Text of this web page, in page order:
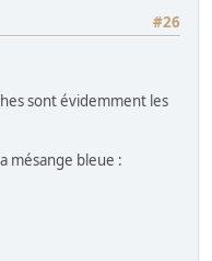
#26
sont évidemment les
mésange bleue :